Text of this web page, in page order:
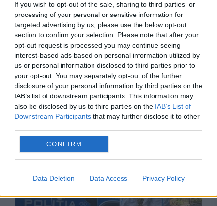
If you wish to opt-out of the sale, sharing to third parties, or
processing of your personal or sensitive information for
targeted advertising by us, please use the below opt-out
section to confirm your selection. Please note that after your
opt-out request is processed you may continue seeing
interest-based ads based on personal information utilized by
us or personal information disclosed to third parties prior to
your opt-out. You may separately opt-out of the further
disclosure of your personal information by third parties on the
IAB’s list of downstream participants. This information may
also be disclosed by us to third parties on the IAB’s List of
Downstream Participants that may further disclose it to other
CONFIRM
Data Deletion Data Access Privacy Policy
POLITICA
PSD cere activarea mecanismului european
de urgență pentru energie și susține
menținerea centralelor pe cărbune. Critici la